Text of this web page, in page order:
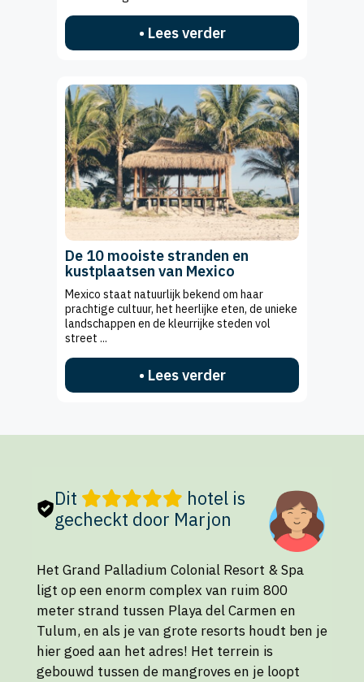
• Lees verder
De 10 mooiste stranden en
kustplaatsen van Mexico
Mexico staat natuurlijk bekend om haar
prachtige cultuur, het heerlijke eten, de unieke
landschappen en de kleurrijke steden vol
street ...
• Lees verder
Dit
hotel is
gecheckt door Marjon
Het Grand Palladium Colonial Resort & Spa
ligt op een enorm complex van ruim 800
meter strand tussen Playa del Carmen en
Tulum, en als je van grote resorts houdt ben je
hier goed aan het adres! Het terrein is
gebouwd tussen de mangroves en je loopt